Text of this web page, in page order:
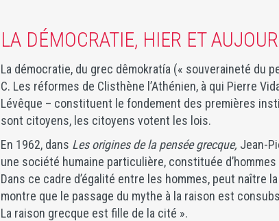
LA DÉMOCRATIE, HIER ET
La démocratie, du grec dêmokratía (« souveraineté du
C. Les réformes de Clisthène l’Athénien, à qui Pierre
Lévêque – constituent le fondement des premières
sont citoyens, les citoyens votent les lois.
En 1962, dans Les origines de la pensée grecque, Jean-
une société humaine particulière, constituée
Dans ce cadre d’égalité entre les hommes, peut naître
montre que le passage du mythe à la raison est
La raison grecque est fille de la cité ».